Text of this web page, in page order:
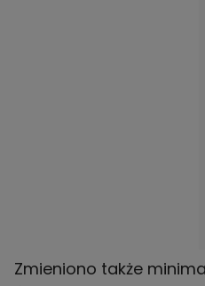
Zmieniono także